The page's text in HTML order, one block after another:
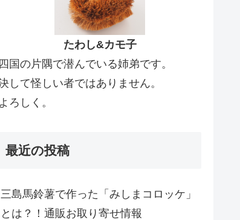
たわし&カモ子
四国の片隅で潜んでいる姉弟です。
して怪しい者ではありません。
よろしく。
最近の投稿
三島馬鈴薯で作った「みしまコロッケ」
とは？！通販お取り寄せ情報